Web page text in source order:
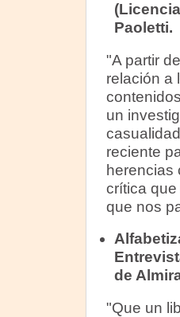
Paoletti.
"A partir
relación a
un
reciente
herencias
crítica
que nos
de
"Que un